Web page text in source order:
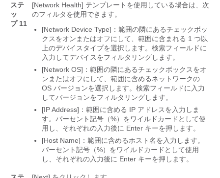
ステ
ッ
プ 11
[Network Health] テンプレートを使用している場合は、次
のフィルタを使用できます。
[Network Device Type]：範囲の隣にあるチェックボッ
クスをオンまたはオフにして、範囲に含まれる 1 つ以
上のデバイスタイプを選択します。 検索フィールドに
入力してデバイスをフィルタリングします。
[Network OS]：範囲の隣にあるチェックボックスをオ
ンまたはオフにして、範囲に含めるネットワークの
OS バージョンを選択します。 検索フィールドに入力
してバージョンをフィルタリングします。
[IP Address]：範囲に含める IP アドレスを入力しま
す。 パーセント記号（%）をワイルドカードとして使
用し、それぞれの入力後に Enter キーを押します。
[Host Name]：範囲に含めるホスト名を入力します。
パーセント記号（%）をワイルドカードとして使用
し、それぞれの入力後に Enter キーを押します。